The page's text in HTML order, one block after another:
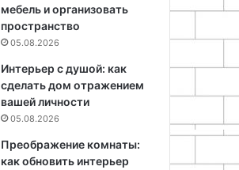
мебель и организовать
пространство
05.08.2026
Интерьер с душой: как
сделать дом отражением
вашей личности
05.08.2026
Преображение комнаты:
как обновить интерьер